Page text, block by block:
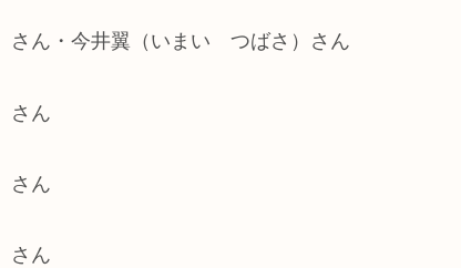
さん・今井翼（いまい つばさ）さん
さん
さん
さん